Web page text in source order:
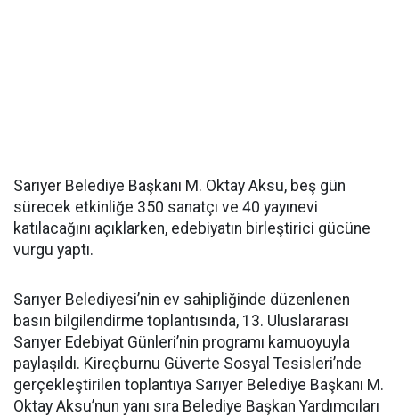
Sarıyer Belediye Başkanı M. Oktay Aksu, beş gün
sürecek etkinliğe 350 sanatçı ve 40 yayınevi
katılacağını açıklarken, edebiyatın birleştirici gücüne
vurgu yaptı.
Sarıyer Belediyesi’nin ev sahipliğinde düzenlenen
basın bilgilendirme toplantısında, 13. Uluslararası
Sarıyer Edebiyat Günleri’nin programı kamuoyuyla
paylaşıldı. Kireçburnu Güverte Sosyal Tesisleri’nde
gerçekleştirilen toplantıya Sarıyer Belediye Başkanı M.
Oktay Aksu’nun yanı sıra Belediye Başkan Yardımcıları